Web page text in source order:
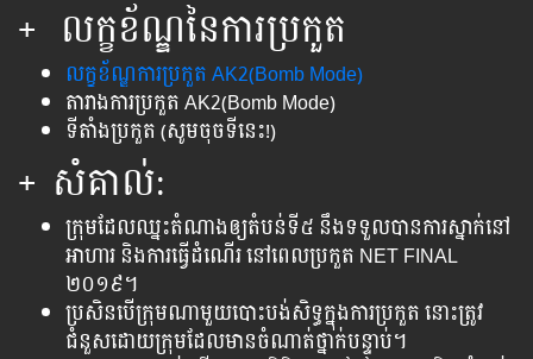
+ ​ លក្ខខ័ណ្ឌ​នៃ​ការ​ប្រកួត
លក្ខខ័ណ្ឌការ​ប្រកួត​ AK2(Bomb Mode)
តារាង​ការ​ប្រកួត​ AK2(Bomb Mode)
ទីតាំង​ប្រកួត​ (សូម​ចុច​ទី​នេះ​!)
+ សំគាល់​:
ក្រុម​ដែល​ឈ្នះ​តំណាង​ឲ្យ​តំបន់ទី៥ នឹង​ទទួល​បាន​ការ​ស្នាក់​នៅ
អាហារ​ និង​ការ​ធ្វើដំណើរ​ នៅ​ពេល​ប្រកួត​ NET FINAL
២០១៩។
ប្រសិន​បើ​ក្រុម​ណា​មួយ​បោះបង់​សិទ្ធ​ក្នុង​ការ​ប្រកួត​ នោះ​ត្រូវ​
ជំនួស​ដោយ​ក្រុម​ដែល​មាន​ចំណាត់​ថ្នាក់​បន្ទាប់។